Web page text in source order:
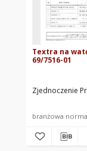
Textra na
69/7516-01
Zjednoczenie
branżowa norma